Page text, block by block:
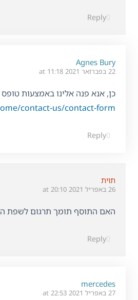
Reply
Agnes Bury
22 בפברואר 2021 at 11:18
כן, אנא פנה אלינו באמצעות טופס
Reply
תוית
26 באפריל 2021 at 20:10
האם התוסף תומך תרגום לשפת
Reply
mercedes
27 באפריל 2021 at 22:53